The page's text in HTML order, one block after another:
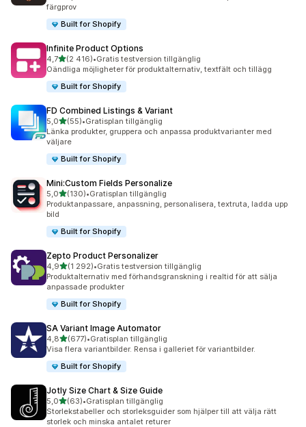
färgprov
Built for Shopify
Infinite Product Options
4,7av 5 stjärnor
(2 416)
2416 recensioner totalt
•Gratis testversion tillgänglig
Oändliga möjligheter för produktalternativ, textfält och tillägg
Built for Shopify
FD Combined Listings & Variant
5,0av 5 stjärnor
(55)
55 recensioner totalt
•Gratisplan tillgänglig
Länka produkter, gruppera och anpassa produktvarianter med
väljare
Built for Shopify
Mini:Custom Fields Personalize
5,0av 5 stjärnor
(130)
130 recensioner totalt
•Gratisplan tillgänglig
Produktanpassare, anpassning, personalisera, textruta, ladda upp
bild
Built for Shopify
Zepto Product Personalizer
4,9av 5 stjärnor
(1 292)
1292 recensioner totalt
•Gratis testversion tillgänglig
Produktalternativ med förhandsgranskning i realtid för att sälja
anpassade produkter
Built for Shopify
SA Variant Image Automator
4,8av 5 stjärnor
(677)
677 recensioner totalt
•Gratisplan tillgänglig
Visa flera variantbilder. Rensa i galleriet för variantbilder.
Built for Shopify
Jotly Size Chart & Size Guide
5,0av 5 stjärnor
(63)
63 recensioner totalt
•Gratisplan tillgänglig
Storlekstabeller och storleksguider som hjälper till att välja rätt
storlek och minska antalet returer